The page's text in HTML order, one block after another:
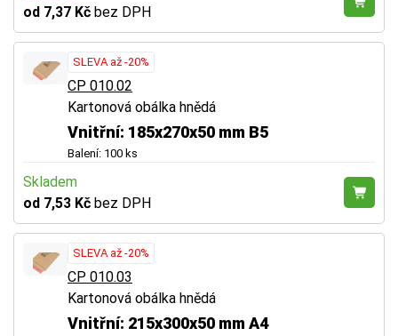
od 7,37 Kč bez DPH
SLEVA až -20%
CP 010.02
Kartonová obálka hnědá
Vnitřní: 185x270x50 mm B5
Balení: 100 ks
Skladem
od 7,53 Kč bez DPH
SLEVA až -20%
CP 010.03
Kartonová obálka hnědá
Vnitřní: 215x300x50 mm A4